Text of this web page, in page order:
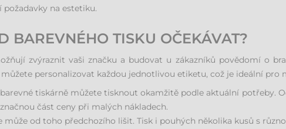
na estetiku.
BAREVNÉHO TISKU OČEKÁVAT?
zvýraznit vaši značku a budovat u zákazníků povědomí o
personalizovat každou jednotlivou etiketu, což je ideální
tiskárně můžete tisknout okamžitě podle aktuální potřeby.
část ceny při malých nákladech.
může od toho předchozího lišit. Tisk i pouhých několika kusů s